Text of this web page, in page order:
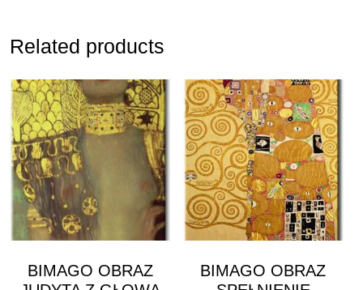
Related products
BIMAGO OBRAZ
BIMAGO OBRAZ